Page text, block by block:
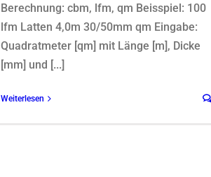
Berechnung: cbm, lfm, qm Beisspiel: 100
lfm Latten 4,0m 30/50mm qm Eingabe:
Quadratmeter [qm] mit Länge [m], Dicke
[mm] und [...]
Weiterlesen